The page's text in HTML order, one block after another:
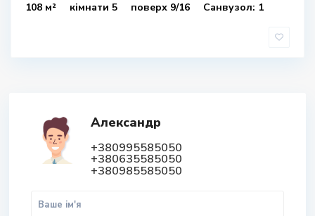
108 м² кімнати 5 поверх 9/16 Санвузол: 1
Александр
+380995585050
+380635585050
+380985585050